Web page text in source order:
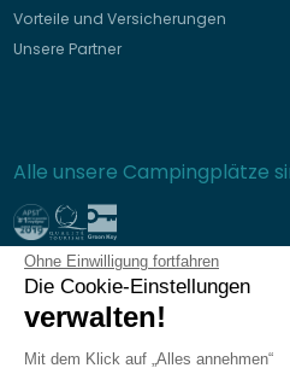
Ohne Einwilligung fortfahren
Die Cookie-Einstellungen
verwalten!
Mit dem Klick auf „Alles annehmen“
Vorteile und Versicherungen
Unsere Partner
Alle unsere Campingplätze
Sichere Bezahlung